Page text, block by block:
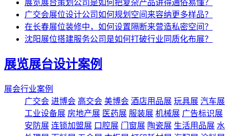
展览展台策划公司是如何把复杂产品讲得通俗易懂？
广交会展位设计公司如何规划空间来容纳更多样品？
在长春展位装修中，如何设置隔断来营造私密空间？
沈阳展位搭建服务公司是如何打破行业同质化布展？
展览展台设计案例
展会行业案例
广交会 进博会 高交会 美博会 酒店用品展 玩具展 汽车展
工业设备展 房地产展 医药展 服装展 机械展 广告标识展
安防展 连锁加盟展 口腔展 门窗展 陶瓷展 生活用品展 水